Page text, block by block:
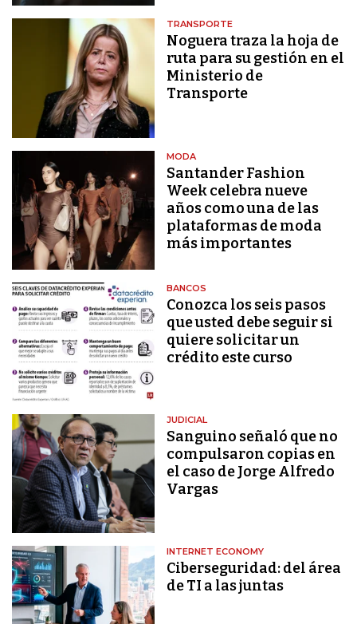
TRANSPORTE
Noguera traza la hoja de
ruta para su gestión en el
Ministerio de
Transporte
MODA
Santander Fashion
Week celebra nueve
años como una de las
plataformas de moda
más importantes
BANCOS
Conozca los seis pasos
que usted debe seguir si
quiere solicitar un
crédito este curso
JUDICIAL
Sanguino señaló que no
compulsaron copias en
el caso de Jorge Alfredo
Vargas
INTERNET ECONOMY
Ciberseguridad: del área
de TI a las juntas